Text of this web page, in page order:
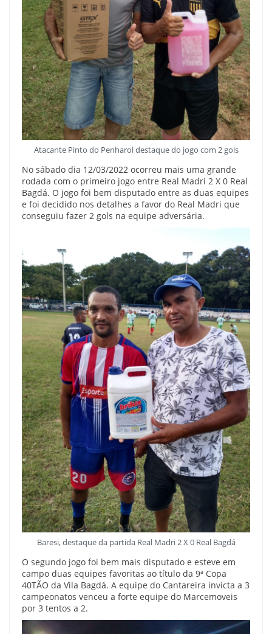
Atacante Pinto do Penharol destaque do jogo com 2 gols
No sábado dia 12/03/2022 ocorreu mais uma grande
rodada com o primeiro jogo entre Real Madri 2 X 0 Real
Bagdá. O jogo foi bem disputado entre as duas equipes
e foi decidido nos detalhes a favor do Real Madri que
conseguiu fazer 2 gols na equipe adversária.
Baresi, destaque da partida Real Madri 2 X 0 Real Bagdá
O segundo jogo foi bem mais disputado e esteve em
campo duas equipes favoritas ao título da 9ª Copa
40TÃO da Vila Bagdá. A equipe do Cantareira invicta a 3
campeonatos venceu a forte equipe do Marcemoveis
por 3 tentos a 2.